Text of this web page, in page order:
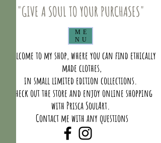
ME
NU
"GIVE A SOUL TO YOUR PURCHASES"
Welcome to my shop, where you can find ethically
made clothes,
in small limited edition collections.
Check out the store and enjoy online shopping
with Prisca SoulArt.
Contact me with any questions